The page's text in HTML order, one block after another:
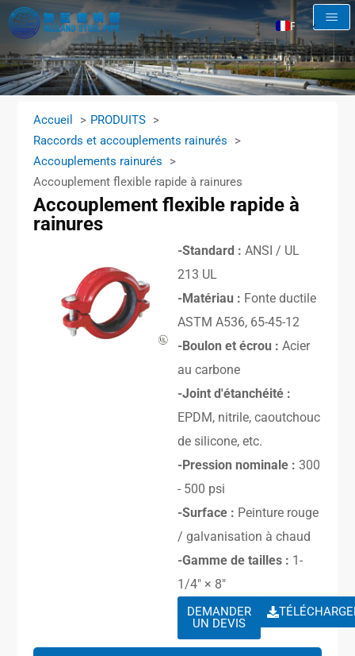
FR
EN
AR
Accueil
PRODUITS
Raccords et accouplements rainurés
Accouplements rainurés
Accouplement flexible rapide à rainures
Accouplement flexible rapide à
rainures
-Standard : ANSI / UL
213 UL
-Matériau : Fonte ductile
ASTM A536, 65-45-12
-Boulon et écrou : Acier
au carbone
-Joint d'étanchéité :
EPDM, nitrile, caoutchouc
de silicone, etc.
-Pression nominale : 300
- 500 psi
-Surface : Peinture rouge
/ galvanisation à chaud
-Gamme de tailles : 1-
1/4″ × 8″
DEMANDER
UN DEVIS